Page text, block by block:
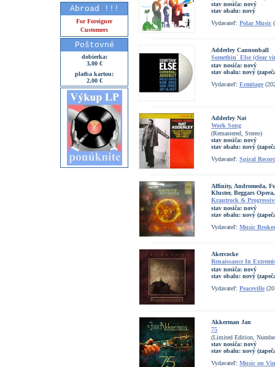
Abroad !!!
For Foreigner
Customers
Poštovné
dobierka:
3,00 €
platba kartou:
2,00 €
stav nosiča: nový
stav obalu: nový
Vydavateľ: Polar Music
Adderley Cannonball
Somethin` Else (clear
stav nosiča: nový
stav obalu: nový
Vydavateľ: Ermitage
Adderley Nat
Work Song
(Remastered, Stereo)
stav nosiča: nový
stav obalu: nový
Vydavateľ: Spiral
Affinity, Andromeda,
Kluster, Beggars
Krautrock &
stav nosiča: nový
stav obalu: nový
Vydavateľ: Music
Akercocke
Renaissance In
stav nosiča: nový
stav obalu: nový
Vydavateľ: Peaceville
Akkerman Jan
75
(Limited Edition,
stav nosiča: nový
stav obalu: nový
Vydavateľ: Music on